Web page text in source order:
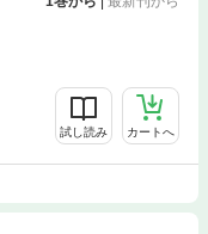
試し読み カートへ